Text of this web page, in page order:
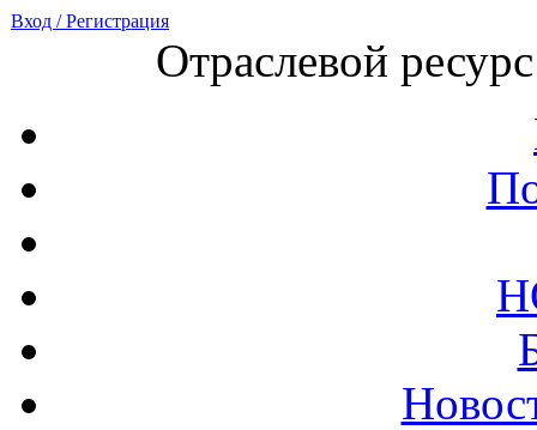
Вход / Регистрация
Отраслевой